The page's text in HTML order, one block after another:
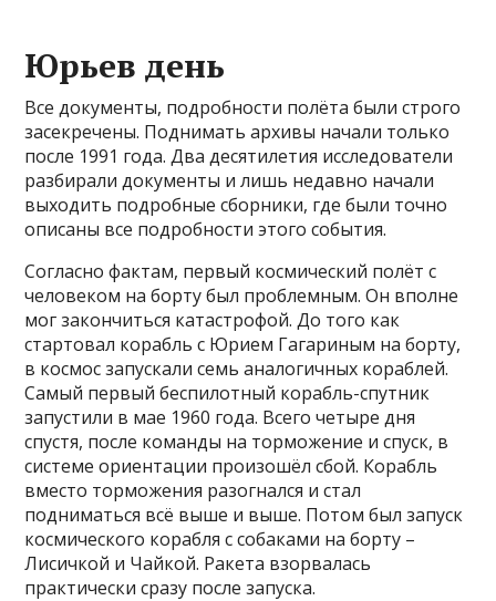
Юрьев день
Все документы, подробности полёта были строго
засекречены. Поднимать архивы начали только
после 1991 года. Два десятилетия исследователи
разбирали документы и лишь недавно начали
выходить подробные сборники, где были точно
описаны все подробности этого события.
Согласно фактам, первый космический полёт с
человеком на борту был проблемным. Он вполне
мог закончиться катастрофой. До того как
стартовал корабль с Юрием Гагариным на борту,
в космос запускали семь аналогичных кораблей.
Самый первый беспилотный корабль-спутник
запустили в мае 1960 года. Всего четыре дня
спустя, после команды на торможение и спуск, в
системе ориентации произошёл сбой. Корабль
вместо торможения разогнался и стал
подниматься всё выше и выше. Потом был запуск
космического корабля с собаками на борту –
Лисичкой и Чайкой. Ракета взорвалась
практически сразу после запуска.